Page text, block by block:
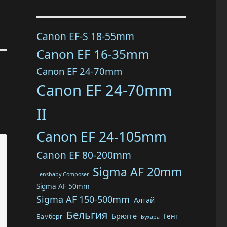
Canon EF-S 18-55mm
Canon EF 16-35mm
Canon EF 24-70mm
Canon EF 24-70mm
II
Canon EF 24-105mm
Canon EF 80-200mm
Lensbaby Composer Sigma AF 20mm
Sigma AF 50mm
Sigma AF 150-500mm Алтай
Бамберг Бельгия Брюгге Бухара Гент